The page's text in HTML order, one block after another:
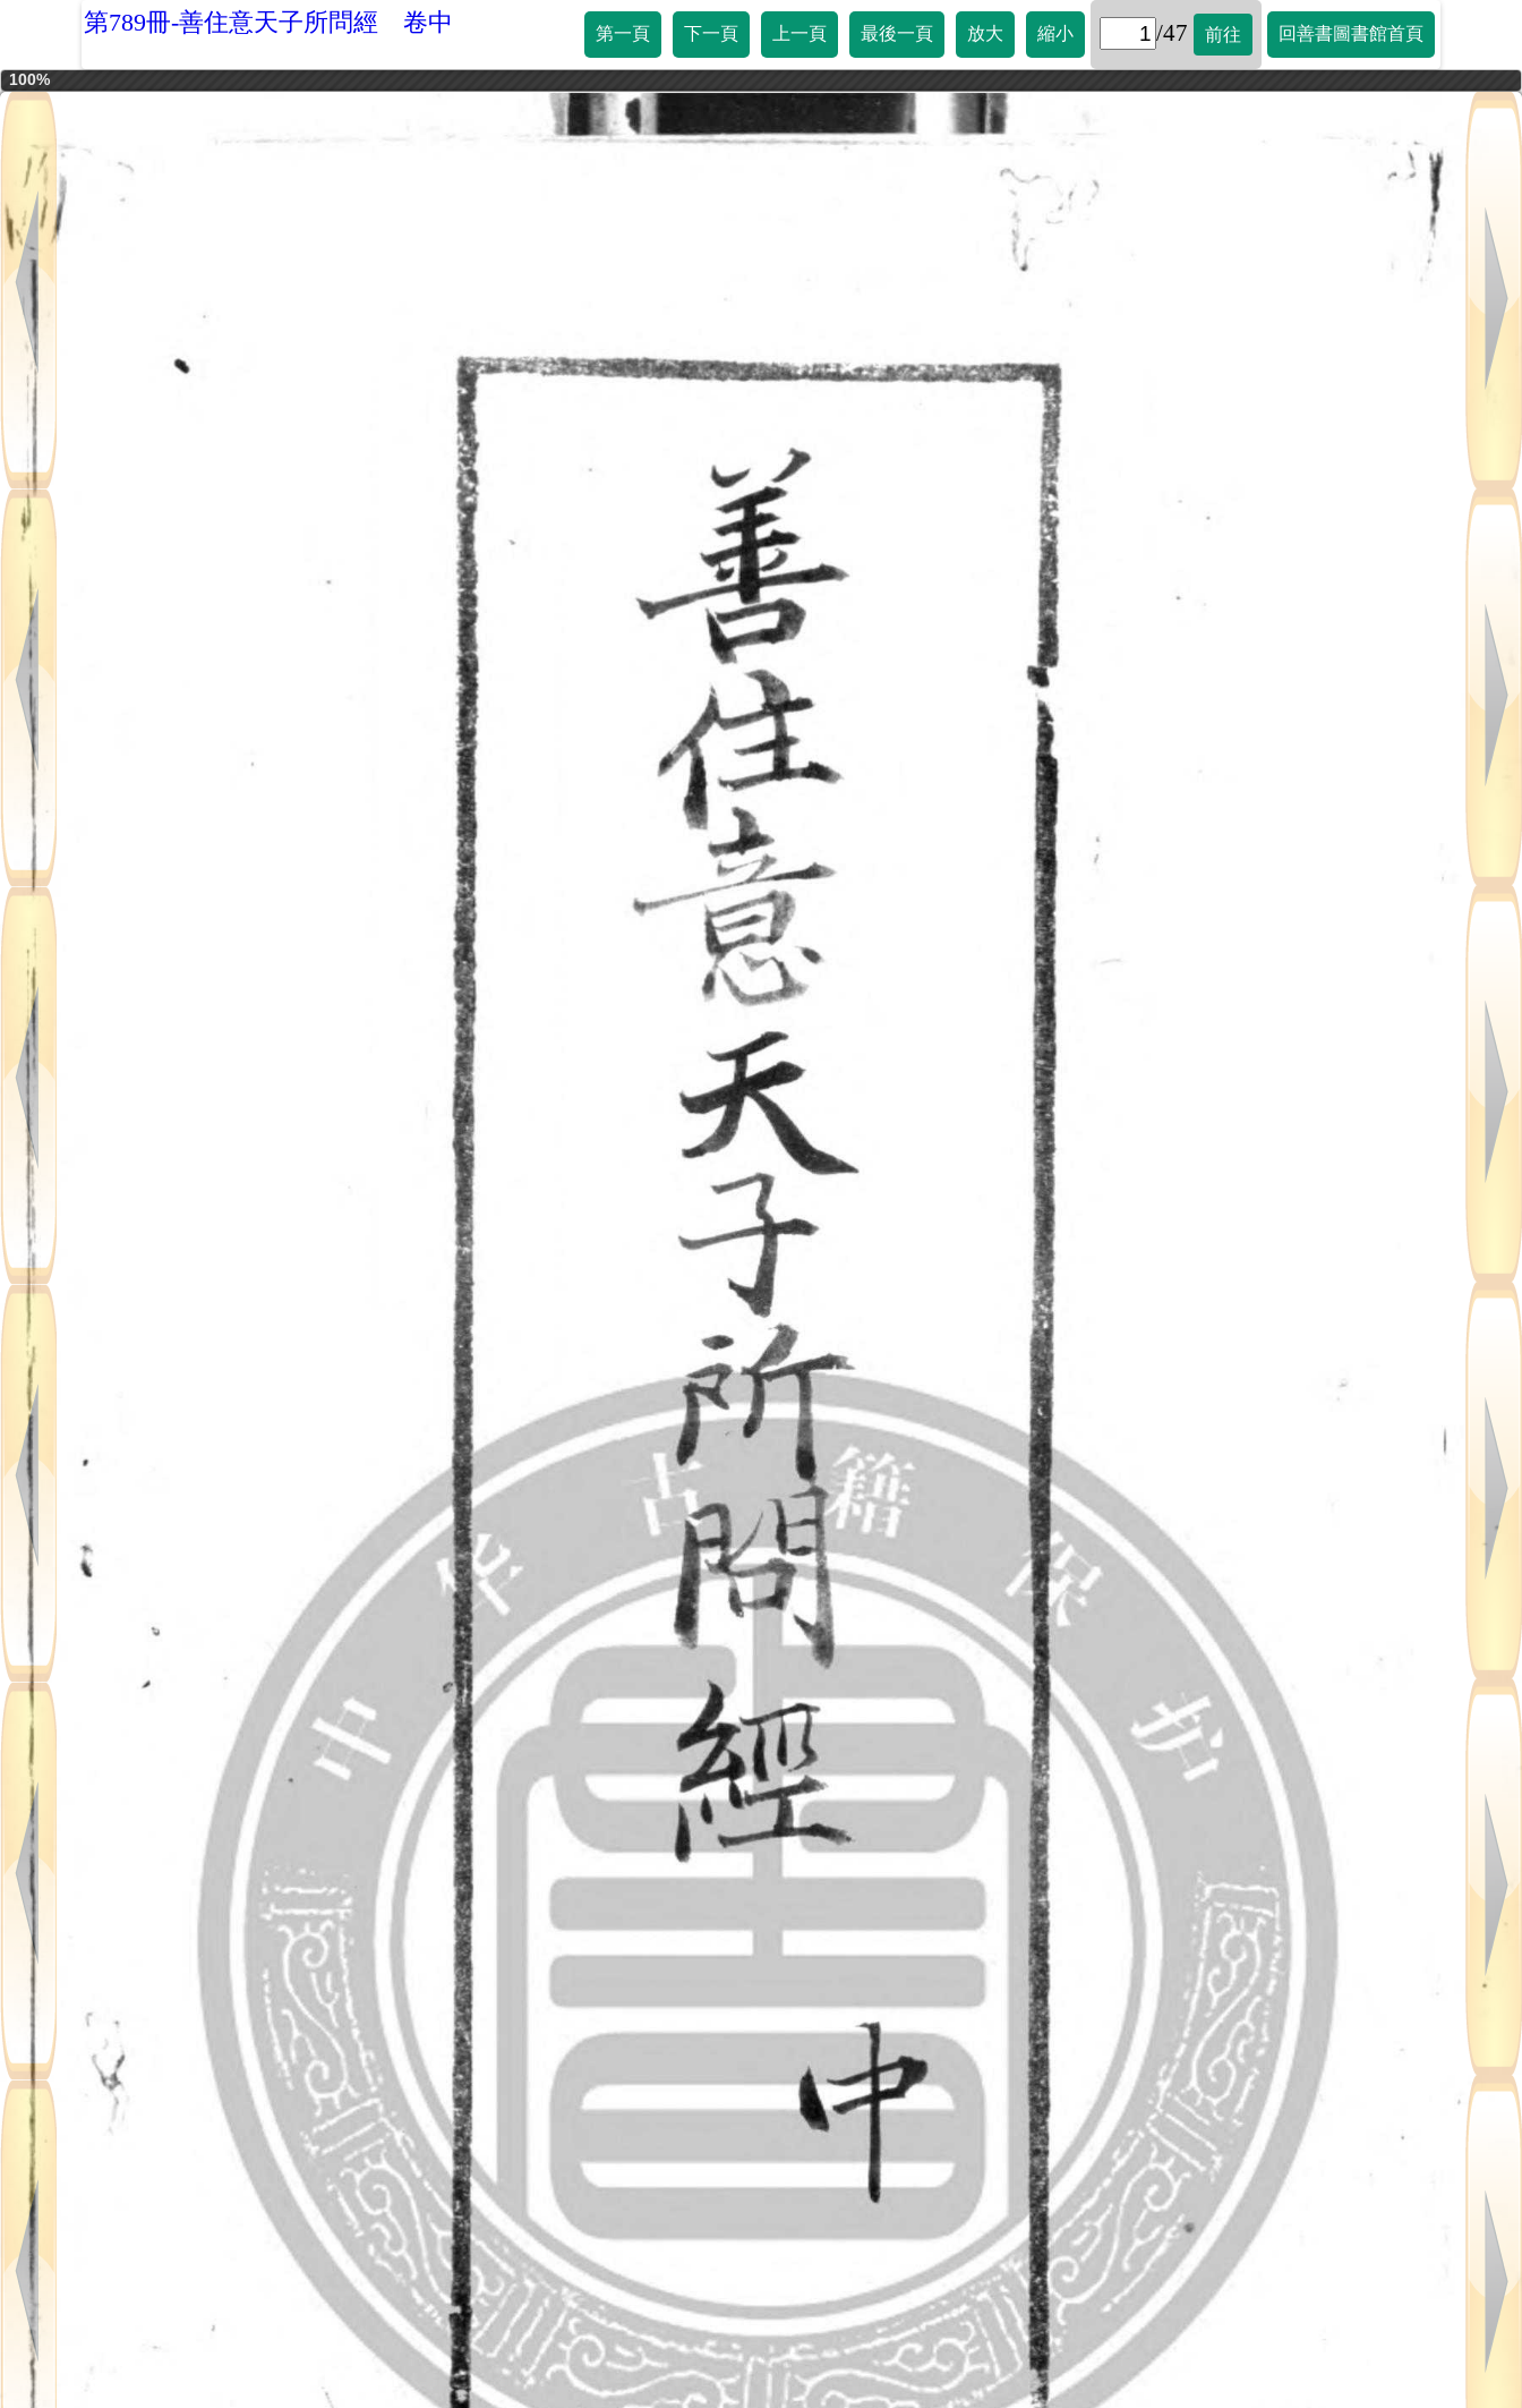
第789冊-善住意天子所問經 卷中 第一頁 下一頁 上一頁 最後一頁 放大 縮小 /47 前往 回善書圖書館首頁
100%